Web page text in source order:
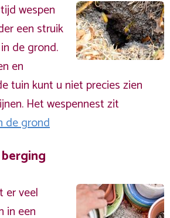
wespen
een struik
de grond.
en
tuin kunt u niet precies zien
Het wespennest zit
de grond
er veel
in een